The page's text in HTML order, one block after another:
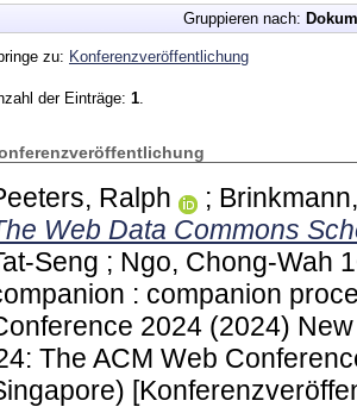
Gruppieren nach:
zu: Konferenzveröffentlichung
der Einträge: 1
Ralph ;
Web Data Commons
Seng ; Ngo, Chong-Wah
: companion
2024 (2024)
The ACM Web